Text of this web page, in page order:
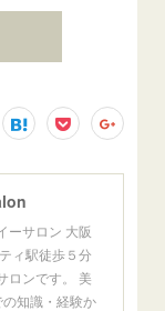
サロン 大阪
ィ駅徒歩５分
ロンです。 美
知識・経験か